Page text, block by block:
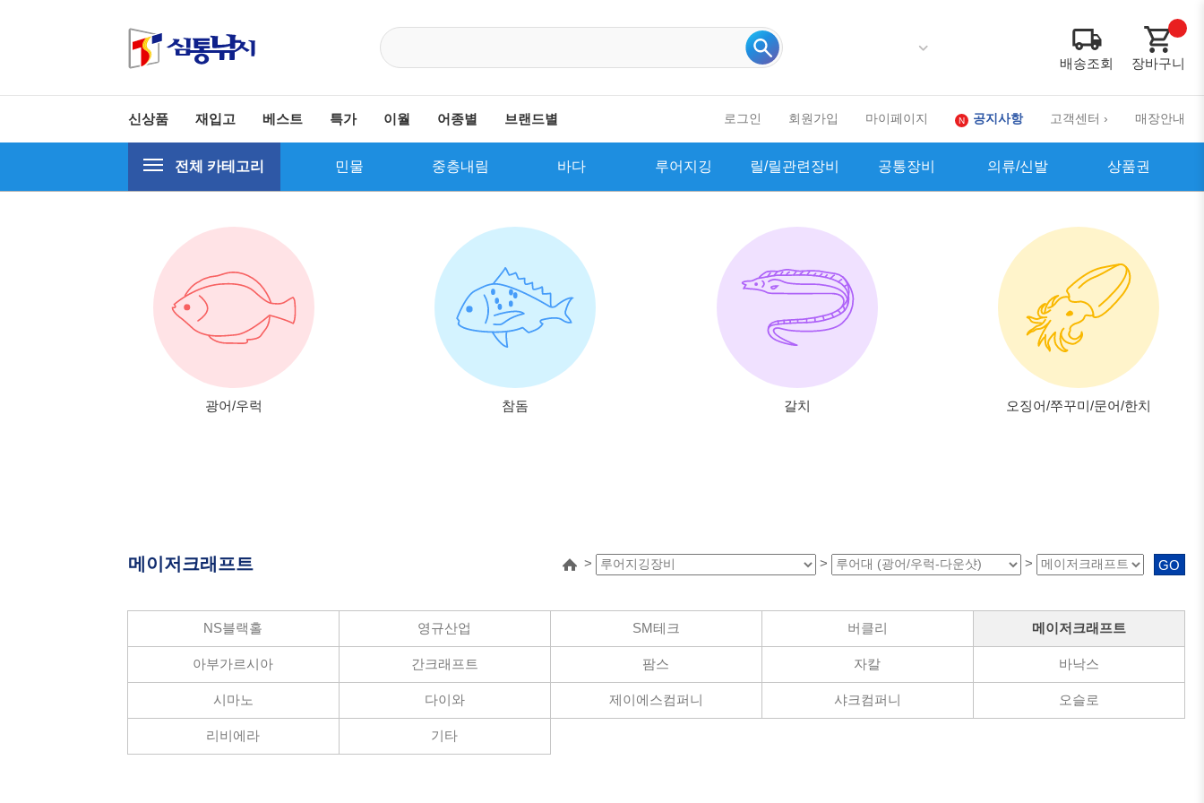
배송조회 장바구니
신상품 재입고 베스트 특가 이월 어종별 브랜드별 로그인 회원가입 마이페이지 공지사항 고객센터 › 매장안내
전체 카테고리 민물 중층내림 바다 루어지깅 릴/릴관련장비 공통장비 의류/신발 상품권
공지사항
광어/우럭 참돔 갈치 오징어/쭈꾸미/문어/한치
메이저크래프트 > > > GO
NS블랙홀 영규산업 SM테크 버클리 메이저크래프트
아부가르시아 간크래프트 팜스 자칼 바낙스
시마노 다이와 제이에스컴퍼니 샤크컴퍼니 오슬로
리비에라 기타